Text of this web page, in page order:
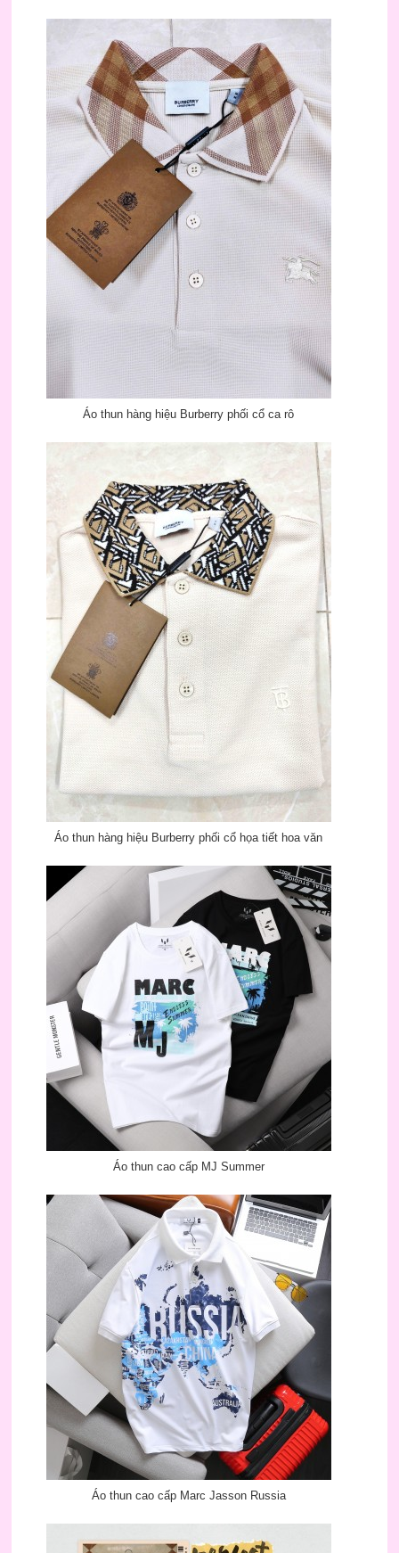
Áo thun hàng hiệu Burberry phối cổ ca rô
Áo thun hàng hiệu Burberry phối cổ họa tiết hoa văn
Áo thun cao cấp MJ Summer
Áo thun cao cấp Marc Jasson Russia